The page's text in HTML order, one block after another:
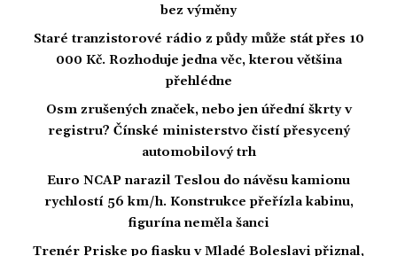
bez výměny
Staré tranzistorové rádio z půdy může stát přes 10
000 Kč. Rozhoduje jedna věc, kterou většina
přehlédne
Osm zrušených značek, nebo jen úřední škrty v
registru? Čínské ministerstvo čistí přesycený
automobilový trh
Euro NCAP narazil Teslou do návěsu kamionu
rychlostí 56 km/h. Konstrukce přeřízla kabinu,
figurína neměla šanci
Trenér Priske po fiasku v Mladé Boleslavi přiznal,